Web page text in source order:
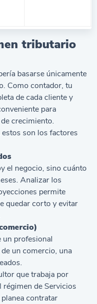
tributario
basarse únicamente
Como contador, tu
de cada cliente y
para
crecimiento.
son los factores
el negocio, sino cuánto
Analizar los
permite
quedar corto y evitar
un profesional
un comercio, una
que trabaja por
régimen de Servicios
contratar